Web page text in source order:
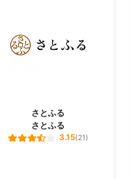
さとふる
さとふる
3.15(21)